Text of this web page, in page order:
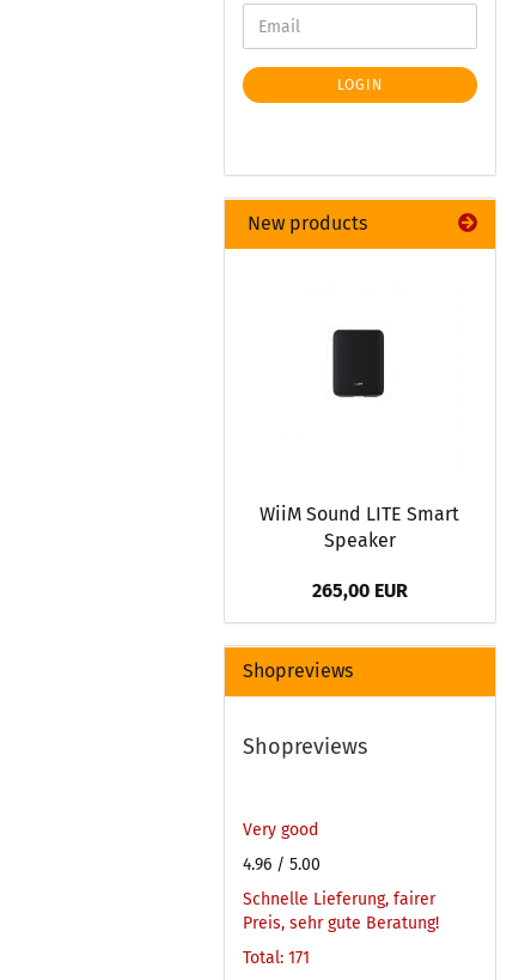
LOGIN
New products
WiiM Sound LITE Smart
Speaker
265,00 EUR
Shopreviews
Shopreviews
Very good
4.96 / 5.00
Schnelle Lieferung, fairer
Preis, sehr gute Beratung!
Total: 171